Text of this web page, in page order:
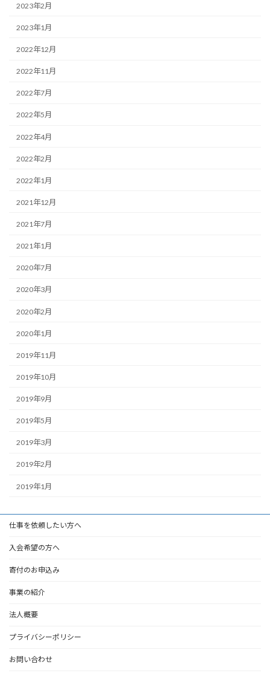
2023年2月
2023年1月
2022年12月
2022年11月
2022年7月
2022年5月
2022年4月
2022年2月
2022年1月
2021年12月
2021年7月
2021年1月
2020年7月
2020年3月
2020年2月
2020年1月
2019年11月
2019年10月
2019年9月
2019年5月
2019年3月
2019年2月
2019年1月
仕事を依頼したい方へ
入会希望の方へ
寄付のお申込み
事業の紹介
法人概要
プライバシーポリシー
お問い合わせ